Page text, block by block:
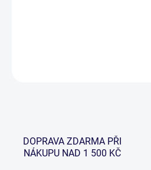
DOPRAVA ZDARMA PŘI
NÁKUPU NAD 1 500 KČ